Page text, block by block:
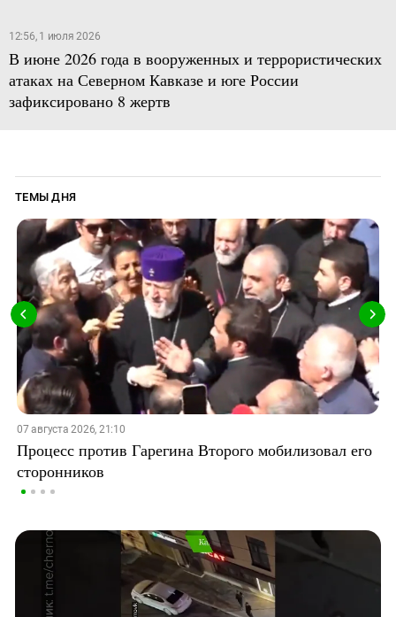
12:56, 1 июля 2026
В июне 2026 года в вооруженных и террористических
атаках на Северном Кавказе и юге России
зафиксировано 8 жертв
ТЕМЫ ДНЯ
07 августа 2026, 21:10
Процесс против Гарегина Второго мобилизовал его
сторонников